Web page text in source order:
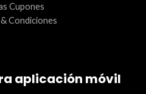
Cupones
Condiciones
aplicación móvil